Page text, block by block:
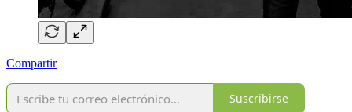
Compartir
Suscribirse